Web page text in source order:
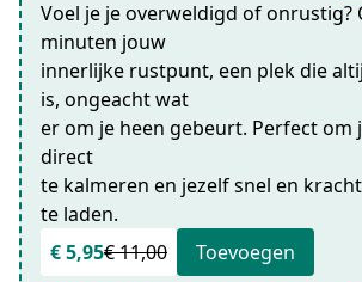
Voel je je overweldigd of onrustig?
minuten jouw
innerlijke rustpunt, een plek die
is, ongeacht wat
er om je heen gebeurt. Perfect om
direct
te kalmeren en jezelf snel en
te laden.
€ 5,95€ 11,00 Toevoegen